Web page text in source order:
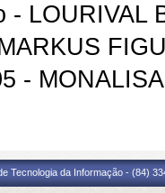
- LOURIVAL
-
Tecnologia da Informação - (84)